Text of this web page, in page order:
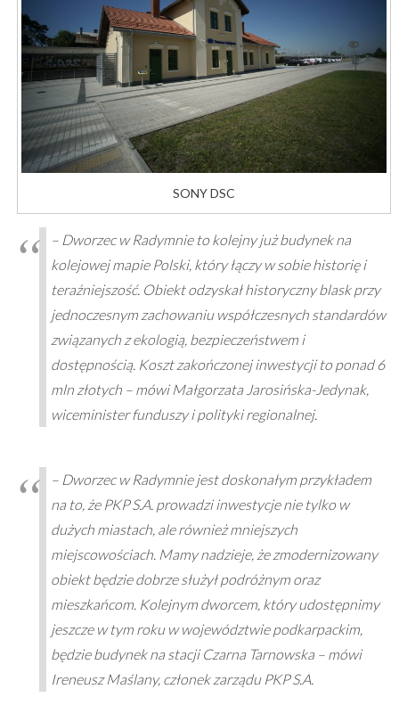
SONY DSC
– Dworzec w Radymnie to kolejny już budynek na
kolejowej mapie Polski, który łączy w sobie historię i
teraźniejszość. Obiekt odzyskał historyczny blask przy
jednoczesnym zachowaniu współczesnych standardów
związanych z ekologią, bezpieczeństwem i
dostępnością. Koszt zakończonej inwestycji to ponad 6
mln złotych – mówi Małgorzata Jarosińska-Jedynak,
wiceminister funduszy i polityki regionalnej.
– Dworzec w Radymnie jest doskonałym przykładem
na to, że PKP S.A. prowadzi inwestycje nie tylko w
dużych miastach, ale również mniejszych
miejscowościach. Mamy nadzieje, że zmodernizowany
obiekt będzie dobrze służył podróżnym oraz
mieszkańcom. Kolejnym dworcem, który udostępnimy
jeszcze w tym roku w województwie podkarpackim,
będzie budynek na stacji Czarna Tarnowska – mówi
Ireneusz Maślany, członek zarządu PKP S.A.